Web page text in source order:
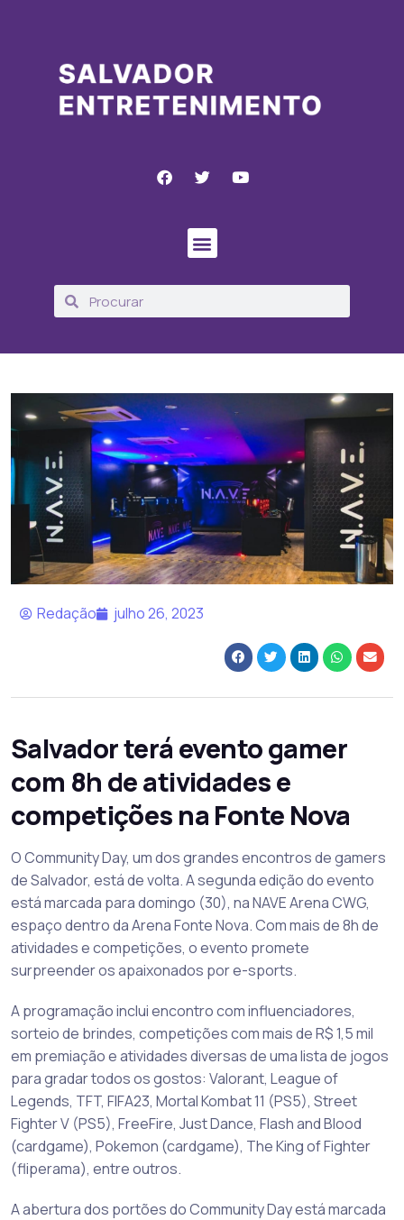
Redação julho 26, 2023
Salvador terá evento gamer
com 8h de atividades e
competições na Fonte Nova
O Community Day, um dos grandes encontros de gamers
de Salvador, está de volta. A segunda edição do evento
está marcada para domingo (30), na NAVE Arena CWG,
espaço dentro da Arena Fonte Nova. Com mais de 8h de
atividades e competições, o evento promete
surpreender os apaixonados por e-sports.
A programação inclui encontro com influenciadores,
sorteio de brindes, competições com mais de R$ 1,5 mil
em premiação e atividades diversas de uma lista de jogos
para gradar todos os gostos: Valorant, League of
Legends, TFT, FIFA23, Mortal Kombat 11 (PS5), Street
Fighter V (PS5), FreeFire, Just Dance, Flash and Blood
(cardgame), Pokemon (cardgame), The King of Fighter
(fliperama), entre outros.
A abertura dos portões do Community Day está marcada